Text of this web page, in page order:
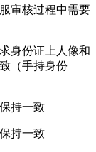
审核过程中需要
身份证上人像和
（手持身份
持一致
持一致